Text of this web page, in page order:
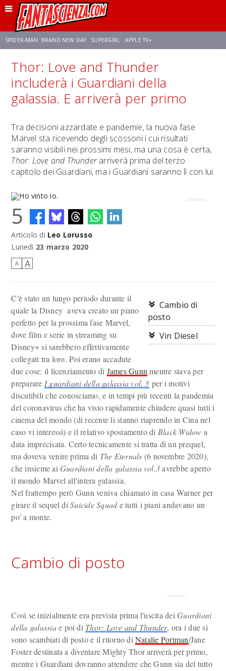
SPIDER-MAN: BRAND NEW DAY SUPERGIRL APPLE TV+
FRANCO RICCIARDIELLO ZENDAYA AVENGERS: DOOMSDAY
NETFLIX
Thor: Love and Thunder
includerà i Guardiani della
galassia. E arriverà per primo
Tra decisioni azzardate e pandemie, la nuova fase
Marvel sta ricevendo degli scossoni i cui risultati
saranno visibili nei prossimi mesi, ma una cosa è certa,
Thor: Love and Thunderarriverà prima del terzo
capitolo dei Guardiani, ma i Guardiani saranno lì con lui.
Ho vinto io.
5
Articolo di Leo Lorusso
Lunedì 23 marzo 2020
A A
Cambio di
posto
Vin Diesel
C'è stato un lungo periodo durante il
quale la Disney aveva creato un piano
perfetto per la prossima fase Marvel,
dove film e serie in streaming su
Disney+ si sarebbero effettivamente
collegati tra loro. Poi erano accadute
due cose: il licenziamento di James Gunn mentre stava per
preparare I guardiani della galassia vol. 3 per i motivi
discutibili che conosciamo, e in tempi più recenti la pandemia
del coronavirus che ha visto rapidamente chiudere quasi tutti i
cinema del mondo (di recente li stanno riaprendo in Cina nel
caso vi interessi) e il relativo spostamento di Black Widow a
data imprecisata. Certo tecnicamente si tratta di un prequel,
ma doveva venire prima di The Eternals (6 novembre 2020),
che insieme ai Guardiani della galassia vol.3avrebbe aperto
il mondo Marvel all'intera galassia.
Nel frattempo però Gunn veniva chiamato in casa Warner per
girare il sequel diSuicide Squade tutti i piani andavano un
po' a monte.
Cambio di posto
Così se inizialmente era prevista prima l'uscita dei Guardiani
della galassiae poi di Thor: Love and Thunder, ora i due si
sono scambiati di posto e il ritorno diNatalie Portman/Jane
Foster destinata a diventare Mighty Thor arriverà per primo,
mentre i Guardiani dovranno attendere che Gunn sia del tutto